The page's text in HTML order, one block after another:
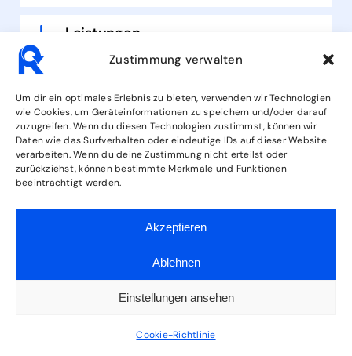
Zustimmung verwalten
Um dir ein optimales Erlebnis zu bieten, verwenden wir Technologien
wie Cookies, um Geräteinformationen zu speichern und/oder darauf
zuzugreifen. Wenn du diesen Technologien zustimmst, können wir
Daten wie das Surfverhalten oder eindeutige IDs auf dieser Website
verarbeiten. Wenn du deine Zustimmung nicht erteilst oder
zurückziehst, können bestimmte Merkmale und Funktionen
beeinträchtigt werden.
Akzeptieren
Ablehnen
Einstellungen ansehen
Cookie-Richtlinie
Leistungen
FOLGE UNS
Impressum Datenschutz